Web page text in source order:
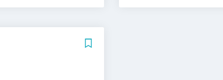
Graz